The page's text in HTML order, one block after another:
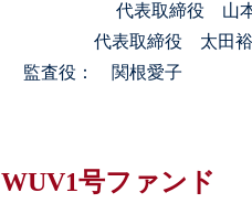
代表取締役 山
代表取締役 太田裕
監査役： 関根愛子
WUV1号ファンド